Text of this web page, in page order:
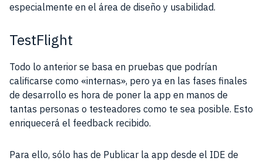
especialmente en el área de diseño y usabilidad.
TestFlight
Todo lo anterior se basa en pruebas que podrían
calificarse como «internas», pero ya en las fases finales
de desarrollo es hora de poner la app en manos de
tantas personas o testeadores como te sea posible. Esto
enriquecerá el feedback recibido.
Para ello, sólo has de Publicar la app desde el IDE de